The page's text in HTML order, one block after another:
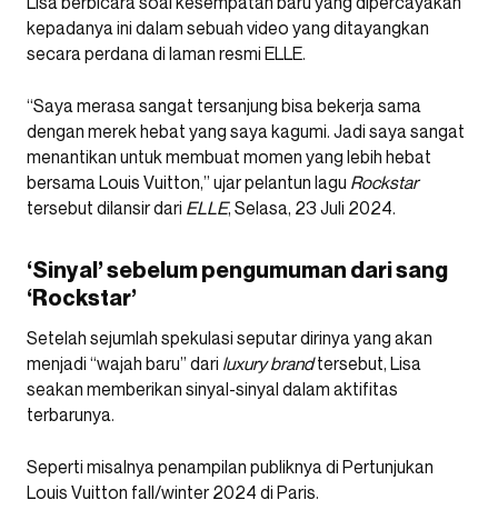
kepadanya ini dalam sebuah video yang ditayangkan
secara perdana di laman resmi ELLE.
“Saya merasa sangat tersanjung bisa bekerja sama
dengan merek hebat yang saya kagumi. Jadi saya sangat
menantikan untuk membuat momen yang lebih hebat
bersama Louis Vuitton,” ujar pelantun lagu Rockstar
tersebut dilansir dari ELLE, Selasa, 23 Juli 2024.
‘Sinyal’ sebelum pengumuman dari sang
‘Rockstar’
Setelah sejumlah spekulasi seputar dirinya yang akan
menjadi “wajah baru” dari luxury brandtersebut, Lisa
seakan memberikan sinyal-sinyal dalam aktifitas
terbarunya.
Seperti misalnya penampilan publiknya di Pertunjukan
Louis Vuitton fall/winter 2024 di Paris.